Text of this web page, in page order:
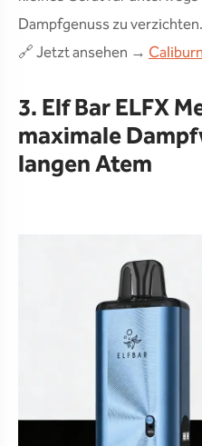
Dampfgenuss zu verzichten.
🔗 Jetzt ansehen →
3. Elf Bar ELFX
maximale
langen Atem